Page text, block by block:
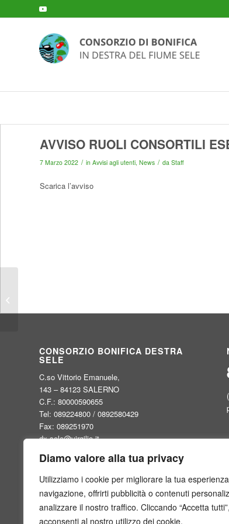
Diamo valore alla tua privacy
Utilizziamo i cookie per migliorare la tua
navigazione, offrirti pubblicità o contenuti
analizzare il nostro traffico. Cliccando “Accetta tutti”,
acconsenti al nostro utilizzo dei cookie.
AVVISO RUOLI CONSORTILI
7 Marzo 2022 / in Avvisi agli utenti, News / da Staff
Scarica l’avviso
CONSORZIO BONIFICA DESTRA
SELE
C.so Vittorio Emanuele,
143 – 84123 SALERNO
C.F.: 80000590655
Tel: 089224800 / 0892580429
Fax: 089251970
dx.sele@virgilio.it